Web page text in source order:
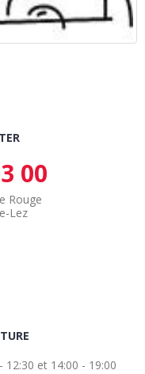
00
Rouge
Lez
12:30 et 14:00 - 19:00